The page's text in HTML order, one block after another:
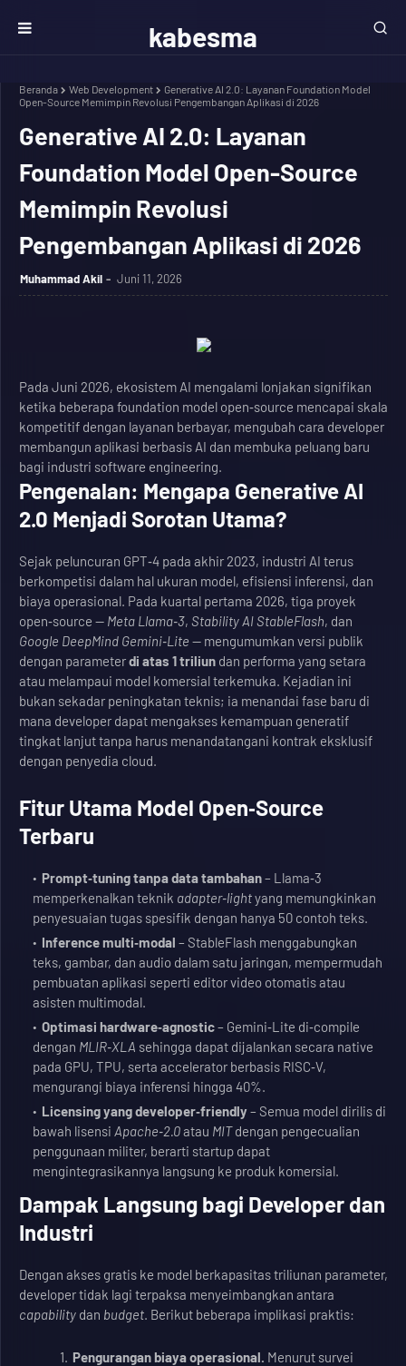
kabesma
Beranda Web Development
Generative AI 2.0: Layanan Foundation Model
Open-Source Memimpin Revolusi Pengembangan Aplikasi di 2026
Generative AI 2.0: Layanan
Foundation Model Open-Source
Memimpin Revolusi
Pengembangan Aplikasi di 2026
Muhammad Akil Juni 11, 2026
Pada Juni 2026, ekosistem AI mengalami lonjakan signifikan
ketika beberapa foundation model open‑source mencapai skala
kompetitif dengan layanan berbayar, mengubah cara developer
membangun aplikasi berbasis AI dan membuka peluang baru
bagi industri software engineering.
Pengenalan: Mengapa Generative AI
2.0 Menjadi Sorotan Utama?
Sejak peluncuran GPT‑4 pada akhir 2023, industri AI terus
berkompetisi dalam hal ukuran model, efisiensi inferensi, dan
biaya operasional. Pada kuartal pertama 2026, tiga proyek
open‑source — Meta Llama‑3, Stability AI StableFlash, dan
Google DeepMind Gemini‑Lite — mengumumkan versi publik
dengan parameterdi atas 1 triliun dan performa yang setara
atau melampaui model komersial terkemuka. Kejadian ini
bukan sekadar peningkatan teknis; ia menandai fase baru di
mana developer dapat mengakses kemampuan generatif
tingkat lanjut tanpa harus menandatangani kontrak eksklusif
dengan penyedia cloud.
Fitur Utama Model Open‑Source
Terbaru
Prompt‑tuning tanpa data tambahan– Llama‑3
memperkenalkan teknik adapter‑lightyang memungkinkan
penyesuaian tugas spesifik dengan hanya 50 contoh teks.
Inference multi‑modal – StableFlash menggabungkan
teks, gambar, dan audio dalam satu jaringan, mempermudah
pembuatan aplikasi seperti editor video otomatis atau
asisten multimodal.
Optimasi hardware‑agnostic– Gemini‑Lite di‑compile
dengan MLIR‑XLA sehingga dapat dijalankan secara native
pada GPU, TPU, serta accelerator berbasis RISC‑V,
mengurangi biaya inferensi hingga 40%.
Licensing yang developer‑friendly– Semua model dirilis di
bawah lisensi Apache‑2.0atau MITdengan pengecualian
penggunaan militer, berarti startup dapat
mengintegrasikannya langsung ke produk komersial.
Dampak Langsung bagi Developer dan
Industri
Dengan akses gratis ke model berkapasitas triliunan parameter,
developer tidak lagi terpaksa menyeimbangkan antara
capability dan budget. Berikut beberapa implikasi praktis:
Pengurangan biaya operasional. Menurut survei